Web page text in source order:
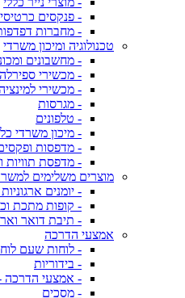
- פנקסים
- מחברות
טכנולוגיה ומיכון משרדי
- מחשבונים
- מכשירי ספירלה
- מכשירי
- מגרסות
- טלפונים
- מיכון משרדי
- מדפסות
- מדפסת תוויות
מוצרים משלימים
- יומנים ארגוניות
- קופות מתכת
- תיבת דואר
אמצעי הדרכה
- לוחות שעם
- בידוריות
- אמצעי הדרכה
- מסכים